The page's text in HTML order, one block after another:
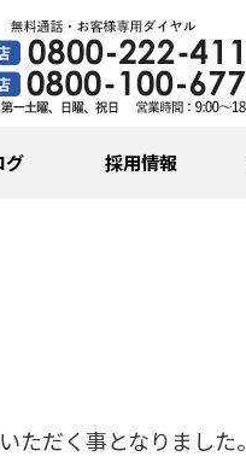
グ 採用情報
だく事となりました。